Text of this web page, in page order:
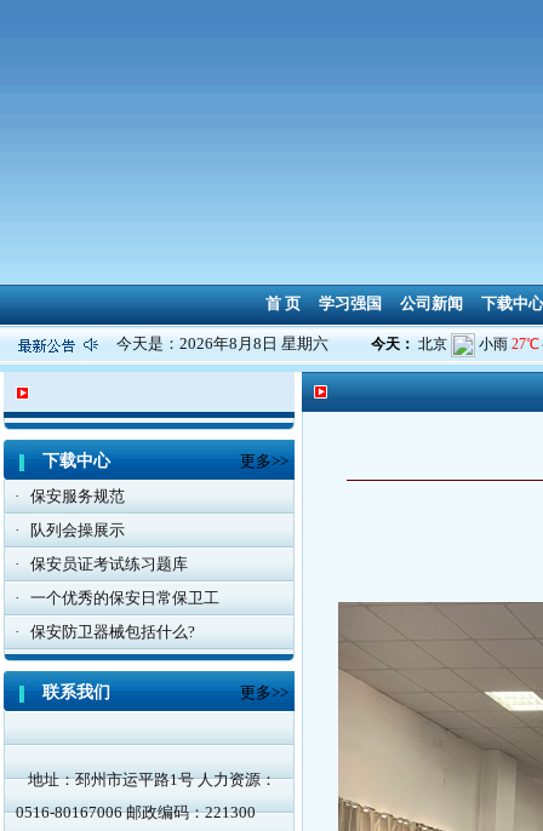
首 页 学习强国 公司新闻 下载中心
今天是：2026年8月8日 星期六
下载中心
更多>>
·
保安服务规范
·
队列会操展示
·
保安员证考试练习题库
·
一个优秀的保安日常保卫工
·
保安防卫器械包括什么?
联系我们 更多>>
地址：邳州市运平路1号 人力资源：
0516-80167006 邮政编码：221300